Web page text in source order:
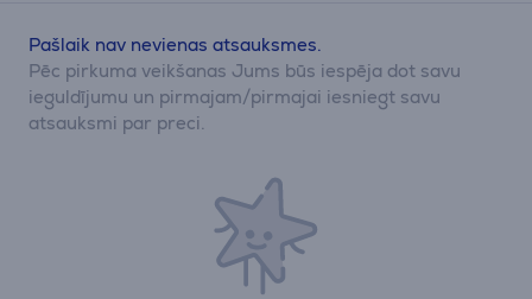
Pašlaik nav nevienas atsauksmes.
Pēc pirkuma veikšanas Jums būs iespēja dot savu
ieguldījumu un pirmajam/pirmajai iesniegt savu
atsauksmi par preci.